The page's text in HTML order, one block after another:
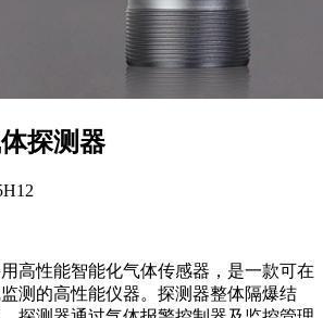
探测器
高性能智能化气体传感器，是一款可在
测的高性能仪器。探测器整体隔爆结